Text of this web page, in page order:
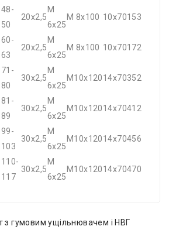
48-
50
20x2,5
M
6x25
M 8x100 10x70153
60-
63
20x2,5
M
6x25
M 8x100 10x70172
71-
80
30x2,5
M
6x25
M10x12014x70352
81-
89
30x2,5
M
6x25
M10x12014x70412
99-
103
30x2,5
M
6x25
M10x12014x70456
110-
117
30x2,5
M
6x25
M10x12014x70470
з гумовим ущільнювачем і НВГ